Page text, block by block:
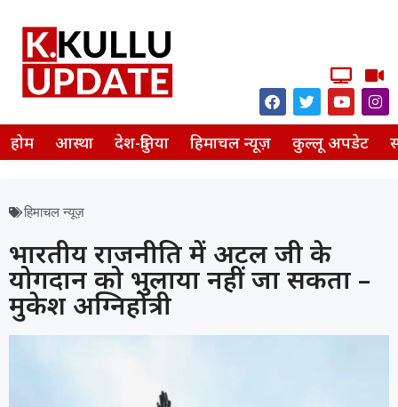
होम आस्था देश-दुनिया हिमाचल न्यूज़ कुल्लू अपडेट
हिमाचल न्यूज़
भारतीय राजनीति में अटल जी के
योगदान को भुलाया नहीं जा सकता –
मुकेश अग्निहोत्री